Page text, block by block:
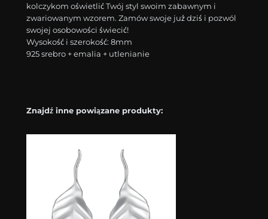
kolczykom oświetlić Twój styl swoim zabawnym i
zwariowanym wzorem. Zamów swoje już dziś i pozwól
swojej osobowości świecić!
Wysokość i szerokość: 8mm
925 srebro + emalia + utlenianie
Znajdź inne powiązane produkty: